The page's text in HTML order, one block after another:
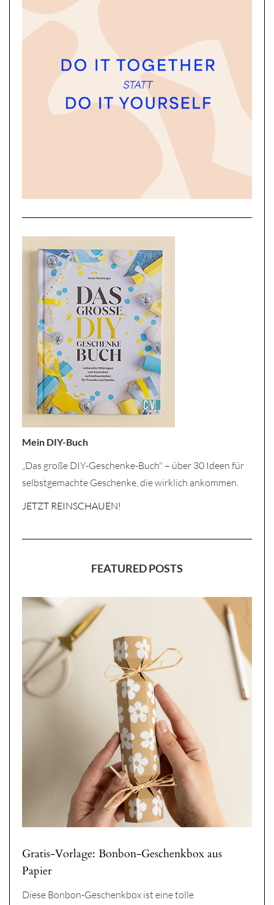
Mein DIY-Buch
„Das große DIY-Geschenke-Buch" – über 30 Ideen für
selbstgemachte Geschenke, die wirklich ankommen.
JETZT REINSCHAUEN!
FEATURED POSTS
Gratis-Vorlage: Bonbon-Geschenkbox aus
Papier
Diese Bonbon-Geschenkbox ist eine tolle